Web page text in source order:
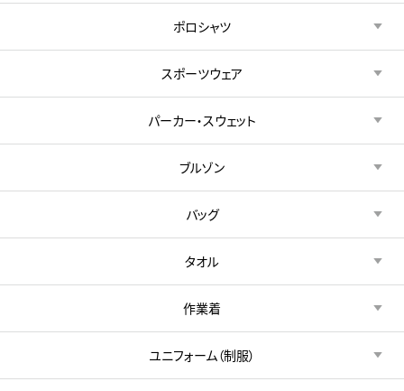
ポロシャツ
スポーツウェア
パーカー・スウェット
ブルゾン
バッグ
タオル
作業着
ユニフォーム（制服）